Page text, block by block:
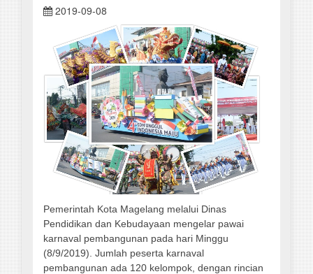
2019-09-08
Pemerintah Kota Magelang melalui Dinas
Pendidikan dan Kebudayaan mengelar pawai
karnaval pembangunan pada hari Minggu
(8/9/2019). Jumlah peserta karnaval
pembangunan ada 120 kelompok, dengan rincian